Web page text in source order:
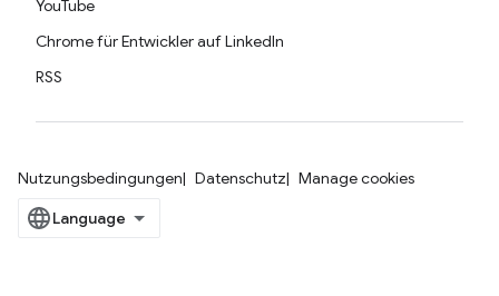
YouTube
Chrome für Entwickler auf LinkedIn
RSS
Nutzungsbedingungen Datenschutz Manage cookies